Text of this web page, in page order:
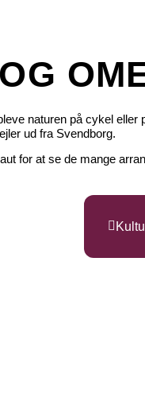
naturen på cykel eller
ud fra Svendborg.
for at se de mange